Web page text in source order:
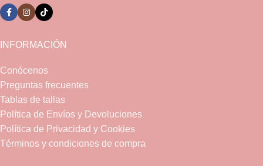
INFORMACIÓN
Conócenos
Preguntas frecuentes
Tablas de tallas
Política de Envíos y Devoluciones
Política de Privacidad y Cookies
Términos y condiciones de compra